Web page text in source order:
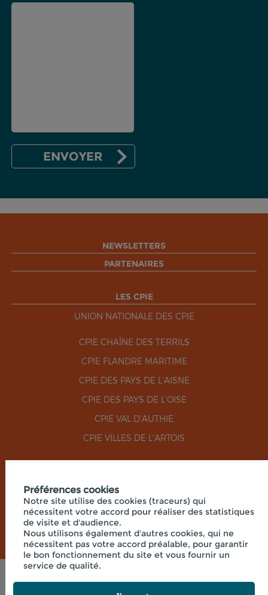
NEWSLETTERS
PARTENAIRES
LES CPIE
UNION NATIONALE DES CPIE
CPIE CHAÎNE DES TERRILS
CPIE FLANDRE MARITIME
CPIE DES PAYS DE L'AISNE
CPIE DES PAYS DE L'OISE
CPIE VAL D'AUTHIE
CPIE VILLES DE L'ARTOIS
Mentions légales
Préférences cookies
Notre site utilise des cookies (traceurs) qui
nécessitent votre accord pour réaliser des statistiques
de visite et d'audience.
Nous utilisons également d'autres cookies, qui ne
nécessitent pas votre accord préalable, pour garantir
le bon fonctionnement du site et vous fournir un
service de qualité.